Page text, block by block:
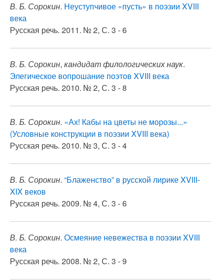
В. Б. Сорокин. Неуступчивое «пусть» в поэзии XVIII
века
Русская речь. 2011. № 2, С. 3 - 6
В. Б. Сорокин, кандидат филологических наук.
Элегическое вопрошание поэтов XVIII века
Русская речь. 2010. № 2, С. 3 - 8
В. Б. Сорокин. «Ах! Кабы на цветы не морозы...»
(Условные конструкции в поэзии XVIII века)
Русская речь. 2010. № 3, С. 3 - 4
В. Б. Сорокин. “Блаженство” в русской лирике XVIII-
XIX веков
Русская речь. 2009. № 4, С. 3 - 6
В. Б. Сорокин. Осмеяние невежества в поэзии XVIII
века
Русская речь. 2008. № 2, С. 3 - 9